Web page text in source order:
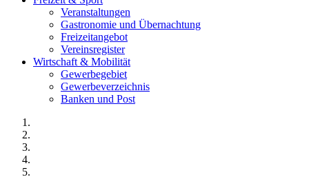
Veranstaltungen
Gastronomie und Übernachtung
Freizeitangebot
Vereinsregister
Wirtschaft & Mobilität
Gewerbegebiet
Gewerbeverzeichnis
Banken und Post